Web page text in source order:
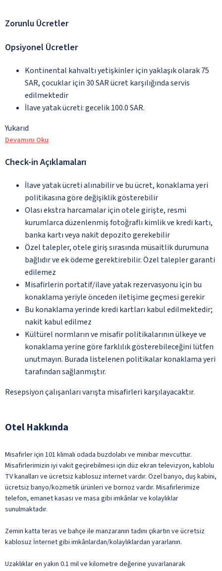
Zorunlu Ücretler
Opsiyonel Ücretler
Kontinental kahvaltı yetişkinler için yaklaşık olarak 75
SAR, çocuklar için 30 SAR ücret karşılığında servis
edilmektedir
İlave yatak ücreti: gecelik 100.0 SAR.
Yukarıd
Devamını Oku
Check-in Açıklamaları
İlave yatak ücreti alınabilir ve bu ücret, konaklama yeri
politikasına göre değişiklik gösterebilir
Olası ekstra harcamalar için otele girişte, resmi
kurumlarca düzenlenmiş fotoğraflı kimlik ve kredi kartı,
banka kartı veya nakit depozito gerekebilir
Özel talepler, otele giriş sırasında müsaitlik durumuna
bağlıdır ve ek ödeme gerektirebilir. Özel talepler garanti
edilemez
Misafirlerin portatif/ilave yatak rezervasyonu için bu
konaklama yeriyle önceden iletişime geçmesi gerekir
Bu konaklama yerinde kredi kartları kabul edilmektedir;
nakit kabul edilmez
Kültürel normların ve misafir politikalarının ülkeye ve
konaklama yerine göre farklılık gösterebileceğini lütfen
unutmayın. Burada listelenen politikalar konaklama yeri
tarafından sağlanmıştır.
Resepsiyon çalışanları varışta misafirleri karşılayacaktır.
Otel Hakkında
Misafirler için 101 klimalı odada buzdolabı ve minibar mevcuttur.
Misafirlerimizin iyi vakit geçirebilmesi için düz ekran televizyon, kablolu
TV kanalları ve ücretsiz kablosuz internet vardır. Özel banyo, duş kabini,
ücretsiz banyo/kozmetik ürünleri ve bornoz vardır. Misafirlerimize
telefon, emanet kasası ve masa gibi imkânlar ve kolaylıklar
sunulmaktadır.
Zemin katta teras ve bahçe ile manzaranın tadını çıkartın ve ücretsiz
kablosuz İnternet gibi imkânlardan/kolaylıklardan yararlanın.
Uzaklıklar en yakın 0.1 mil ve kilometre değerine yuvarlanarak